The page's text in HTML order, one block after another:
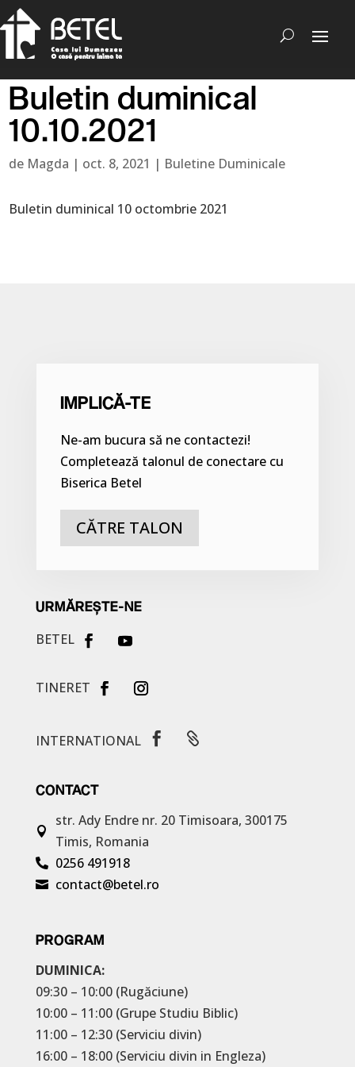
Buletin duminical
10.10.2021
de Magda | oct. 8, 2021 | Buletine Duminicale
Buletin duminical 10 octombrie 2021
IMPLICĂ-TE
Ne-am bucura să ne contactezi!
Completează talonul de conectare cu
Biserica Betel
CĂTRE TALON
URMĂREȘTE-NE
BETEL
TINERET
INTERNATIONAL  
CONTACT

str. Ady Endre nr. 20 Timisoara, 300175
Timis, Romania
 0256 491918
 contact@betel.ro
PROGRAM
DUMINICA:
09:30 – 10:00 (Rugăciune)
10:00 – 11:00 (Grupe Studiu Biblic)
11:00 – 12:30 (Serviciu divin)
16:00 – 18:00 (Serviciu divin in Engleza)